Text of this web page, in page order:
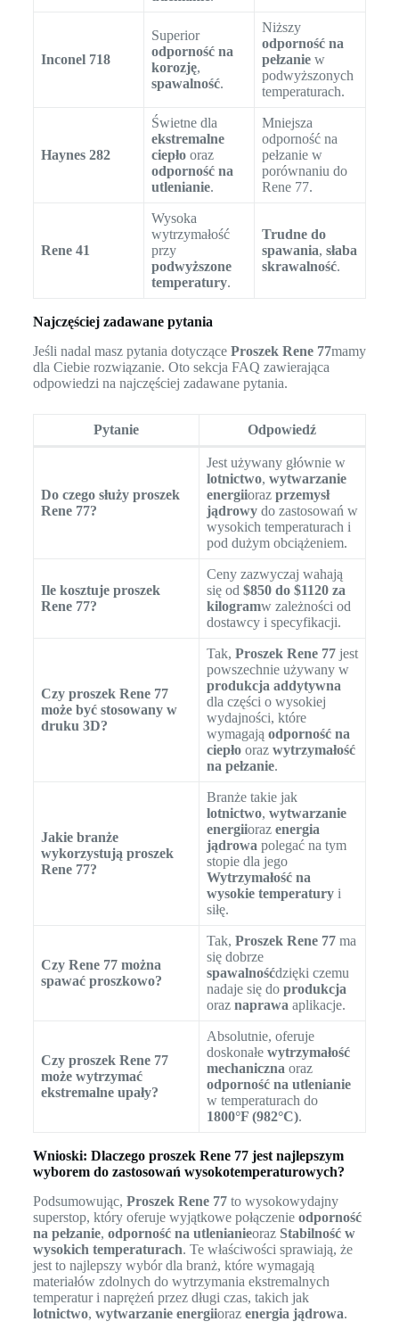
Inconel 718
Superior
odporność na
korozję,
spawalność.
Niższy
odporność na
pełzaniew
podwyższonych
temperaturach.
Haynes 282
Świetne dla
ekstremalne
ciepłooraz
odporność na
utlenianie.
Mniejsza
odporność na
pełzanie w
porównaniu do
Rene 77.
Rene 41
Wysoka
wytrzymałość
przy
podwyższone
temperatury.
Trudne do
spawania, słaba
skrawalność.
Najczęściej zadawane pytania
Jeśli nadal masz pytania dotyczące Proszek Rene 77mamy
dla Ciebie rozwiązanie. Oto sekcja FAQ zawierająca
odpowiedzi na najczęściej zadawane pytania.
Pytanie Odpowiedź
Do czego służy proszek
Rene 77?
Jest używany głównie w
lotnictwo, wytwarzanie
energiioraz przemysł
jądrowydo zastosowań w
wysokich temperaturach i
pod dużym obciążeniem.
Ile kosztuje proszek
Rene 77?
Ceny zazwyczaj wahają
się od $850 do $1120 za
kilogramw zależności od
dostawcy i specyfikacji.
Czy proszek Rene 77
może być stosowany w
druku 3D?
Tak, Proszek Rene 77jest
powszechnie używany w
produkcja addytywna
dla części o wysokiej
wydajności, które
wymagają odporność na
ciepłooraz wytrzymałość
na pełzanie.
Jakie branże
wykorzystują proszek
Rene 77?
Branże takie jak
lotnictwo, wytwarzanie
energiioraz energia
jądrowa polegać na tym
stopie dla jego
Wytrzymałość na
wysokie temperaturyi
siłę.
Czy Rene 77 można
spawać proszkowo?
Tak, Proszek Rene 77ma
się dobrze
spawalnośćdzięki czemu
nadaje się do produkcja
oraz naprawa aplikacje.
Czy proszek Rene 77
może wytrzymać
ekstremalne upały?
Absolutnie, oferuje
doskonałe wytrzymałość
mechaniczna oraz
odporność na utlenianie
w temperaturach do
1800°F (982°C).
Wnioski: Dlaczego proszek Rene 77 jest najlepszym
wyborem do zastosowań wysokotemperaturowych?
Podsumowując, Proszek Rene 77to wysokowydajny
superstop, który oferuje wyjątkowe połączenie odporność
na pełzanie, odporność na utlenianieoraz Stabilność w
wysokich temperaturach. Te właściwości sprawiają, że
jest to najlepszy wybór dla branż, które wymagają
materiałów zdolnych do wytrzymania ekstremalnych
temperatur i naprężeń przez długi czas, takich jak
lotnictwo, wytwarzanie energiioraz energia jądrowa.